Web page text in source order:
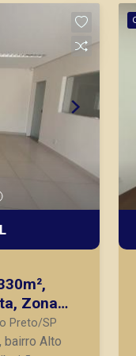
a Piramid
Ribeirão
Zona
Preto/SP
bairro Alto